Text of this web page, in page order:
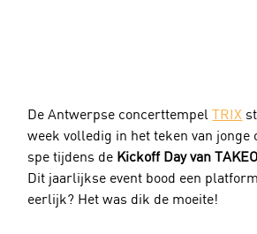
De Antwerpse concerttempel TRIX
week volledig in het teken van jonge
spe tijdens de Kickoff Day van
Dit jaarlijkse event bood een
eerlijk? Het was dik de moeite!